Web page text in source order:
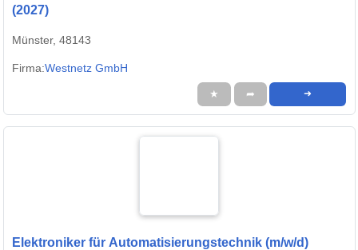
(2027)
Münster, 48143
Firma:Westnetz GmbH
★ ➦ ➜
Elektroniker für Automatisierungstechnik (m/w/d)